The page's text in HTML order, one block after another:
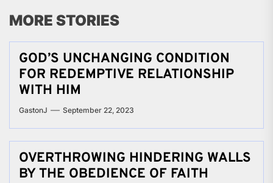
MORE STORIES
GOD’S UNCHANGING CONDITION
FOR REDEMPTIVE RELATIONSHIP
WITH HIM
GastonJ September 22, 2023
OVERTHROWING HINDERING WALLS
BY THE OBEDIENCE OF FAITH